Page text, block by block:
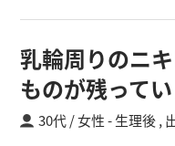
乳輪周りのニ
ものが残ってい
30代 / 女性 生理後 ,